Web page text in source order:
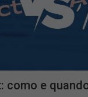
como e